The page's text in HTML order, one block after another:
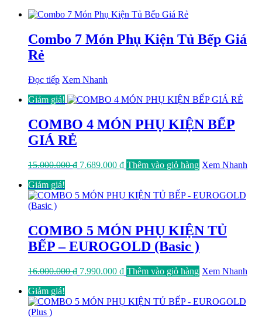
Combo 7 Món Phụ Kiện Tủ Bếp Giá
Rẻ
Đọc tiếp Xem Nhanh
Giảm giá!
COMBO 4 MÓN PHỤ KIỆN BẾP
GIÁ RẺ
15.000.000₫ Giá
15.000.000 ₫.
7.689.000 ₫Giá
là:
Thêm vào giỏ hàng Xem Nhanh
Giảm giá!
COMBO 5 MÓN PHỤ KIỆN TỦ
BẾP – EUROGOLD (Basic )
16.000.000₫ Giá
16.000.000 ₫.
7.990.000 ₫Giá
là:
Thêm vào giỏ hàng Xem Nhanh
Giảm giá!